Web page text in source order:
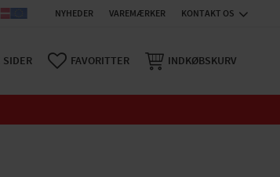
NYHEDER VAREMÆRKER KONTAKT OS
SIDER FAVORITTER INDKØBSKURV